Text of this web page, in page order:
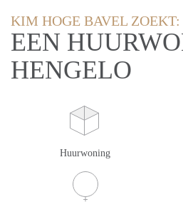
KIM HOGE BAVEL ZOEKT:
EEN
HENGELO
Huurwoning